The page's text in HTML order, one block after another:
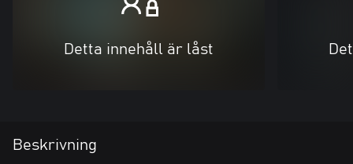
Detta innehåll är låst
Beskrivning